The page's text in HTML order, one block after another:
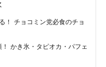
！ チョコミン党必食のチョ
かき氷・タピオカ・パフェ